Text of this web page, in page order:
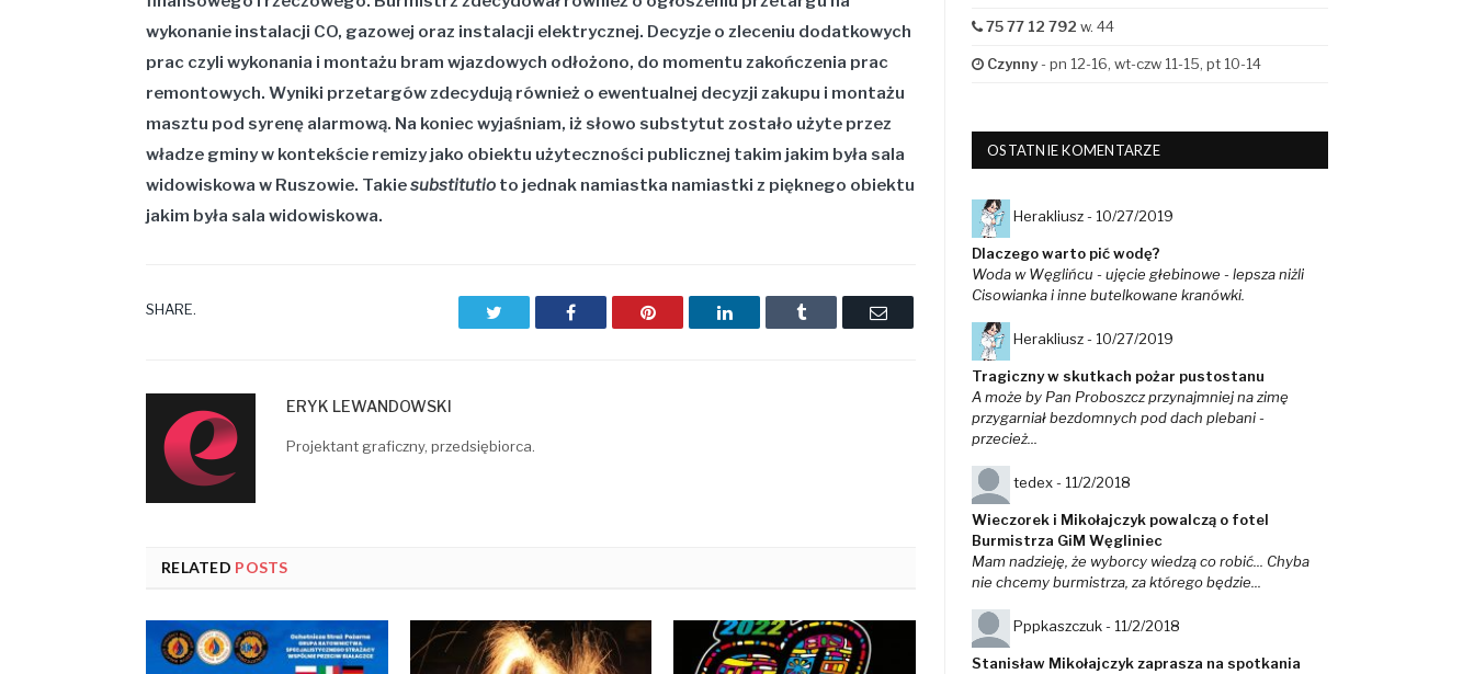
wykonanie instalacji CO, gazowej oraz instalacji elektrycznej. Decyzje o zleceniu dodatkowych
prac czyli wykonania i montażu bram wjazdowych odłożono, do momentu zakończenia prac
remontowych. Wyniki przetargów zdecydują również o ewentualnej decyzji zakupu i montażu
masztu pod syrenę alarmową. Na koniec wyjaśniam, iż słowo substytut zostało użyte przez
władze gminy w kontekście remizy jako obiektu użyteczności publicznej takim jakim była sala
widowiskowa w Ruszowie. Takiesubstitutio to jednak namiastka namiastki z pięknego obiektu
jakim była sala widowiskowa.
SHARE. TwitterFacebookPinterestLinkedInTumblr Email
ERYK LEWANDOWSKI
Projektant graficzny, przedsiębiorca.
RELATED POSTS
75 77 12 792 w. 44
Czynny- pn 12-16, wt-czw 11-15, pt 10-14
OSTATNIE KOMENTARZE
Herakliusz - 10/27/2019
Dlaczego warto pić wodę?
Woda w Węglińcu - ujęcie głebinowe - lepsza niżli
Cisowianka i inne butelkowane kranówki.
Herakliusz - 10/27/2019
Tragiczny w skutkach pożar pustostanu
A może by Pan Proboszcz przynajmniej na zimę
przygarniał bezdomnych pod dach plebani -
przecież...
tedex - 11/2/2018
Wieczorek i Mikołajczyk powalczą o fotel
Burmistrza GiM Węgliniec
Mam nadzieję, że wyborcy wiedzą co robić... Chyba
nie chcemy burmistrza, za którego będzie...
Pppkaszczuk - 11/2/2018
Stanisław Mikołajczyk zaprasza na spotkania